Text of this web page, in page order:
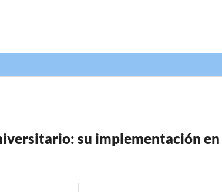
su implementación en